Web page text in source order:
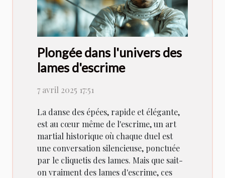
Plongée dans l'univers des
lames d'escrime
7 avril 2025 17:51
La danse des épées, rapide et élégante,
est au cœur même de l'escrime, un art
martial historique où chaque duel est
une conversation silencieuse, ponctuée
par le cliquetis des lames. Mais que sait-
on vraiment des lames d'escrime, ces